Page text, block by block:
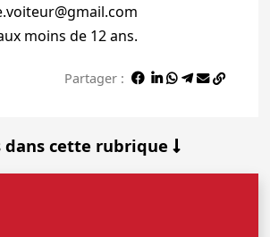
moins de 12 ans.
Partager :
dans cette rubrique